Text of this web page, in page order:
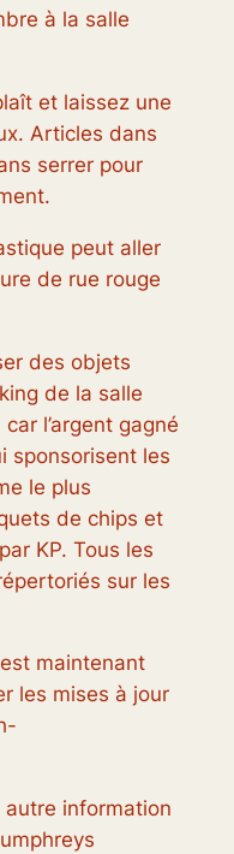
à la salle
et laissez une
Articles dans
serrer pour
peut aller
de rue rouge
des objets
de la salle
l’argent gagné
sponsorisent les
le plus
de chips et
KP. Tous les
sur les
maintenant
les mises à jour
information